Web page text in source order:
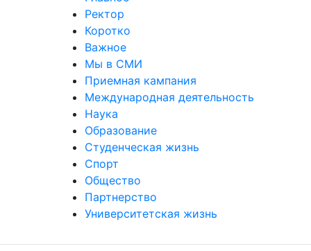
Ректор
Коротко
Важное
Мы в СМИ
Приемная кампания
Международная деятельность
Наука
Образование
Студенческая жизнь
Спорт
Общество
Партнерство
Университетская жизнь